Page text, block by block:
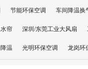
节能环保空调 车间降温换
帘 深圳/东莞工业大风扇
温 光明环保空调 龙岗环